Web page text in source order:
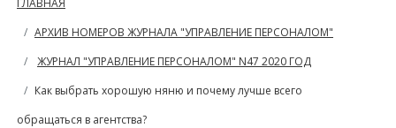
АРХИВ НОМЕРОВ ЖУРНАЛА "УПРАВЛЕНИЕ ПЕРСОНАЛОМ"
ЖУРНАЛ "УПРАВЛЕНИЕ ПЕРСОНАЛОМ" N47 2020 ГОД
Как выбрать хорошую няню и почему лучше всего
обращаться в агентства?